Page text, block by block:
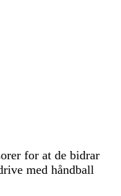
for at de bidrar
med håndball